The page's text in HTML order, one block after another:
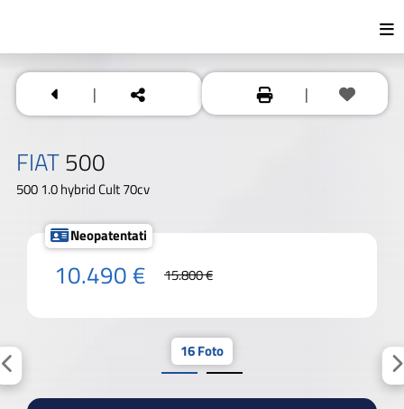
| |
FIAT500
500 1.0 hybrid Cult 70cv
Neopatentati
10.490 € 15.800 €
16 Foto